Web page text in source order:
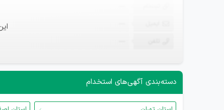
دسته‌بندی آگهی‌های استخدام